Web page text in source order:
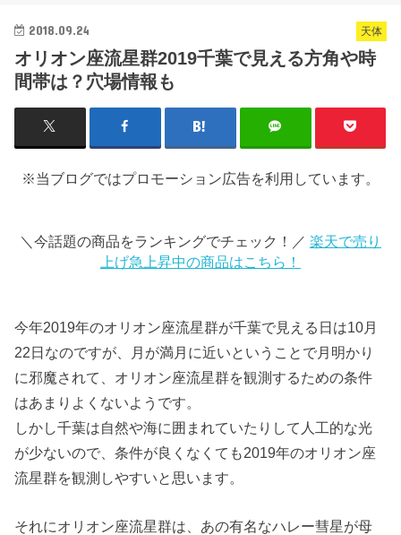
天体
2018.09.24
オリオン座流星群2019千葉で見える方角や時
間帯は？穴場情報も
※当ブログではプロモーション広告を利用しています。
＼今話題の商品をランキングでチェック！／ 楽天で売り
上げ急上昇中の商品はこちら！
今年2019年のオリオン座流星群が千葉で見える日は10月
22日なのですが、月が満月に近いということで月明かり
に邪魔されて、オリオン座流星群を観測するための条件
はあまりよくないようです。
しかし千葉は自然や海に囲まれていたりして人工的な光
が少ないので、条件が良くなくても2019年のオリオン座
流星群を観測しやすいと思います。
それにオリオン座流星群は、あの有名なハレー彗星が母